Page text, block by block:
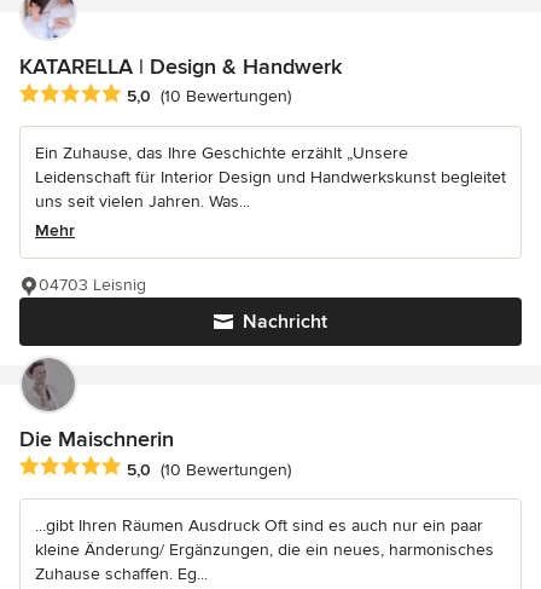
KATARELLA | Design & Handwerk
Durchschnittliche Bewertung: 5 von 5 Sternen
5,0 (10 Bewertungen)
Ein Zuhause, das Ihre Geschichte erzählt „Unsere
Leidenschaft für Interior Design und Handwerkskunst begleitet
uns seit vielen Jahren. Was...
Mehr
Nachricht
04703 Leisnig
Die Maischnerin
Durchschnittliche Bewertung: 5 von 5 Sternen
5,0 (10 Bewertungen)
...gibt Ihren Räumen Ausdruck Oft sind es auch nur ein paar
kleine Änderung/ Ergänzungen, die ein neues, harmonisches
Zuhause schaffen. Eg...